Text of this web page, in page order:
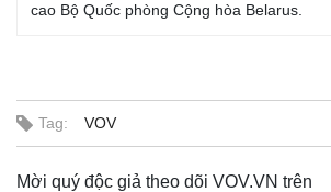
cao Bộ Quốc phòng Cộng hòa Belarus.
Tag: VOV
Mời quý độc giả theo dõi VOV.VN trên